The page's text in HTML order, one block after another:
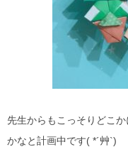
先生からもこっそりどこ
かなと計画中です( *´艸`)